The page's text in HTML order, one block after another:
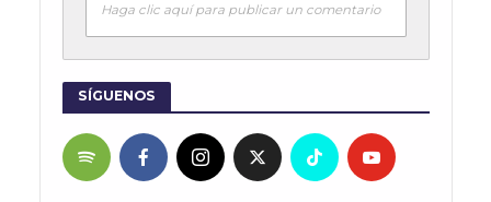
Haga clic aquí para publicar un comentario
SÍGUENOS